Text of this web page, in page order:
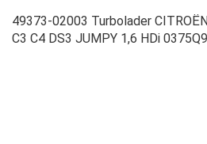
49373-02003 Turbolader CITROËN
C3 C4 DS3 JUMPY 1,6 HDi 0375Q9